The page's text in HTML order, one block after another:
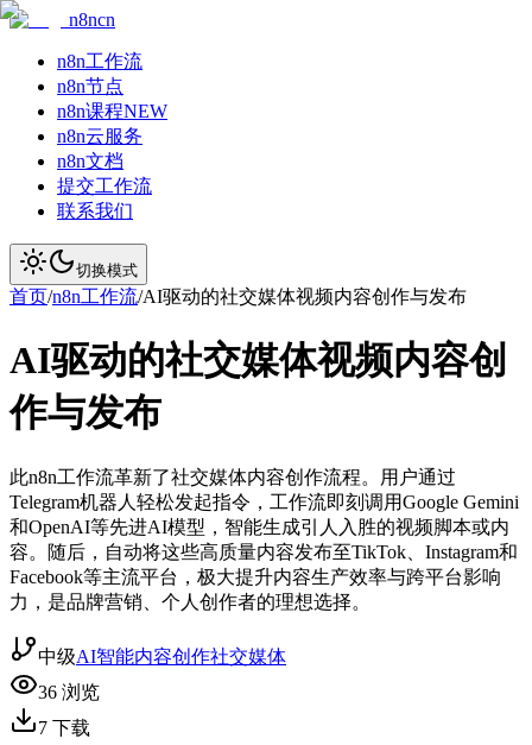
n8ncn
n8n工作流
n8n节点
n8n课程NEW
n8n云服务
n8n文档
提交工作流
联系我们
切换模式
首页/n8n工作流/AI驱动的社交媒体视频内容创作与发布
AI驱动的社交媒体视频内容创
作与发布
此n8n工作流革新了社交媒体内容创作流程。用户通过
Telegram机器人轻松发起指令，工作流即刻调用Google Gemini
和OpenAI等先进AI模型，智能生成引人入胜的视频脚本或内
容。随后，自动将这些高质量内容发布至TikTok、Instagram和
Facebook等主流平台，极大提升内容生产效率与跨平台影响
力，是品牌营销、个人创作者的理想选择。
中级AI智能内容创作社交媒体
36 浏览
7 下载